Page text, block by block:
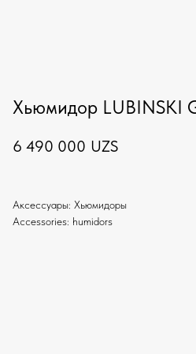
Хьюмидор LUBINSKI
6 490 000 UZS
Аксессуары: Хьюмидоры
Accessories: humidors